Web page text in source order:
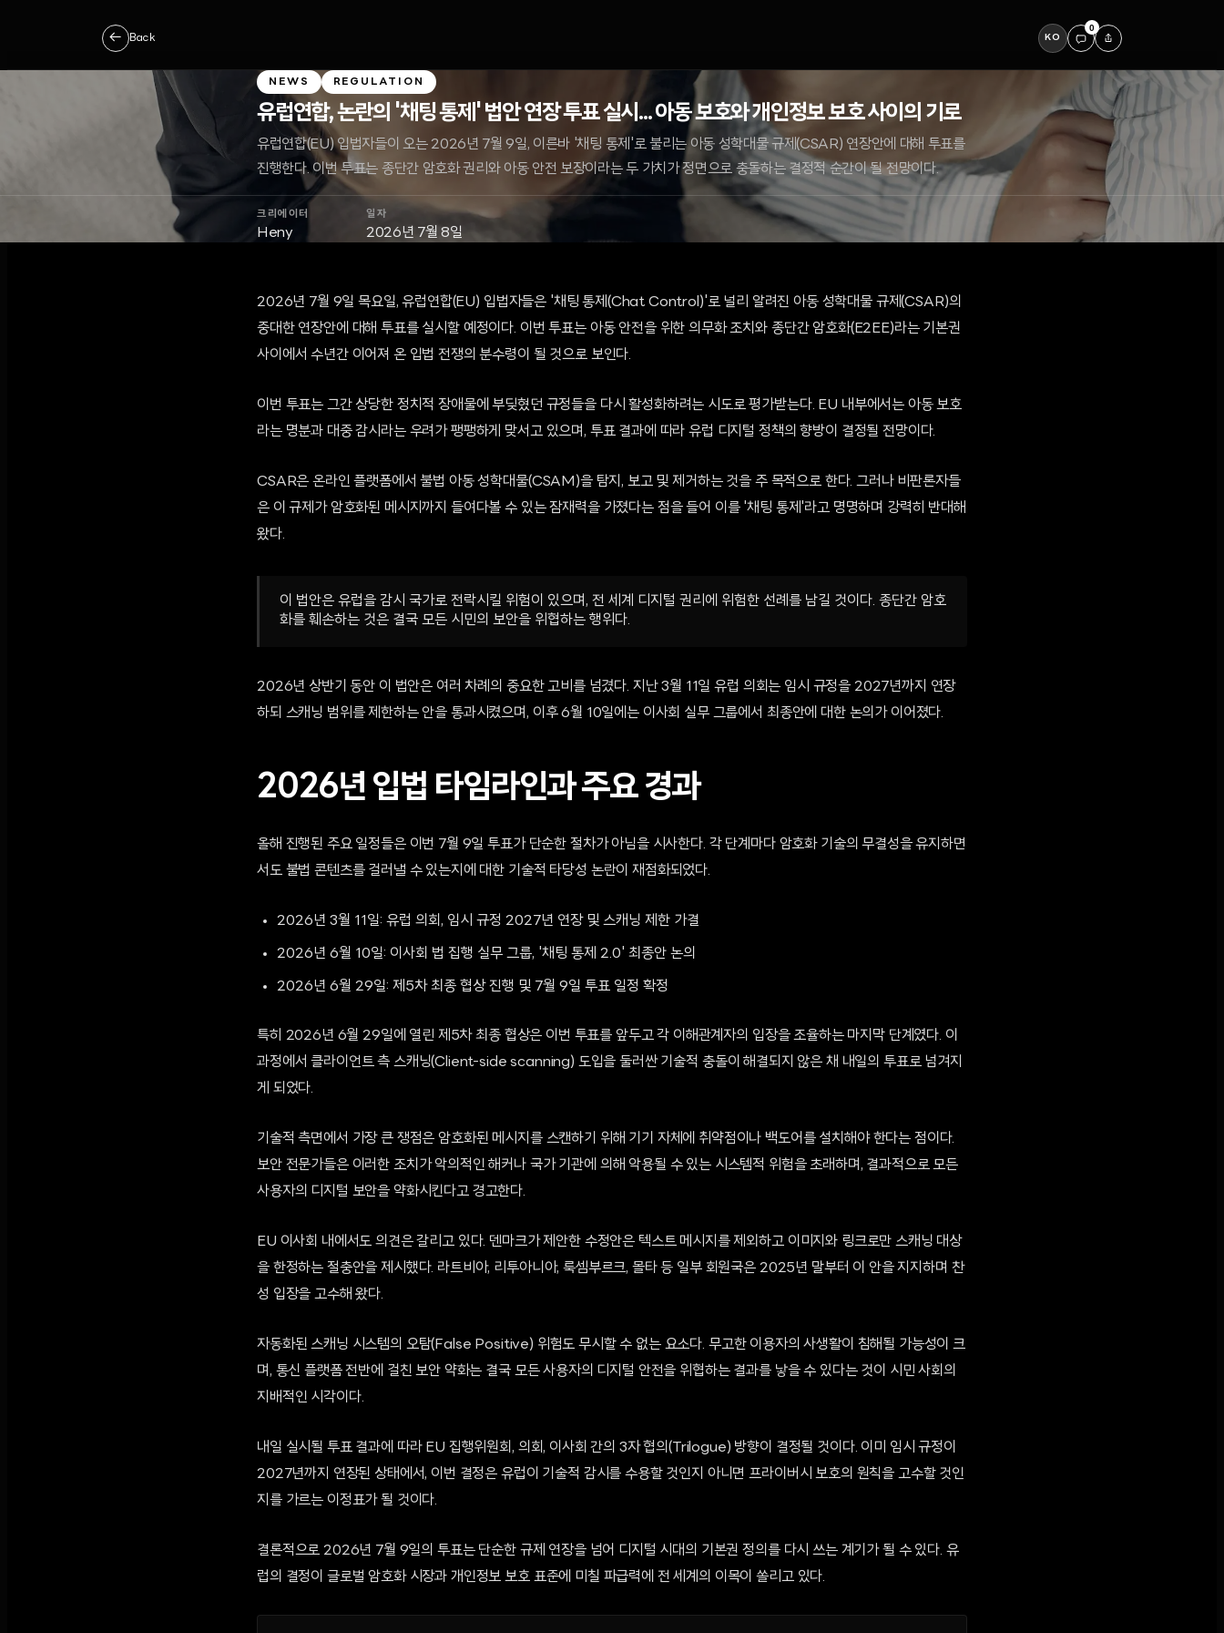
← Back KO
0
NEWS REGULATION
유럽연합, 논란의 '채팅 통제' 법안 연장 투표 실시... 아동 보호와 개인정보 보호 사이의 기로
유럽연합(EU) 입법자들이 오는 2026년 7월 9일, 이른바 '채팅 통제'로 불리는 아동 성학대물 규제(CSAR) 연장안에 대해 투표를
진행한다. 이번 투표는 종단간 암호화 권리와 아동 안전 보장이라는 두 가치가 정면으로 충돌하는 결정적 순간이 될 전망이다.
크리에이터
Heny
일자
2026년 7월 8일
2026년 7월 9일 목요일, 유럽연합(EU) 입법자들은 '채팅 통제(Chat Control)'로 널리 알려진 아동 성학대물 규제(CSAR)의
중대한 연장안에 대해 투표를 실시할 예정이다. 이번 투표는 아동 안전을 위한 의무화 조치와 종단간 암호화(E2EE)라는 기본권
사이에서 수년간 이어져 온 입법 전쟁의 분수령이 될 것으로 보인다.
이번 투표는 그간 상당한 정치적 장애물에 부딪혔던 규정들을 다시 활성화하려는 시도로 평가받는다. EU 내부에서는 아동 보호
라는 명분과 대중 감시라는 우려가 팽팽하게 맞서고 있으며, 투표 결과에 따라 유럽 디지털 정책의 향방이 결정될 전망이다.
CSAR은 온라인 플랫폼에서 불법 아동 성학대물(CSAM)을 탐지, 보고 및 제거하는 것을 주 목적으로 한다. 그러나 비판론자들
은 이 규제가 암호화된 메시지까지 들여다볼 수 있는 잠재력을 가졌다는 점을 들어 이를 '채팅 통제'라고 명명하며 강력히 반대해
왔다.
이 법안은 유럽을 감시 국가로 전락시킬 위험이 있으며, 전 세계 디지털 권리에 위험한 선례를 남길 것이다. 종단간 암호
화를 훼손하는 것은 결국 모든 시민의 보안을 위협하는 행위다.
2026년 상반기 동안 이 법안은 여러 차례의 중요한 고비를 넘겼다. 지난 3월 11일 유럽 의회는 임시 규정을 2027년까지 연장
하되 스캐닝 범위를 제한하는 안을 통과시켰으며, 이후 6월 10일에는 이사회 실무 그룹에서 최종안에 대한 논의가 이어졌다.
2026년 입법 타임라인과 주요 경과
올해 진행된 주요 일정들은 이번 7월 9일 투표가 단순한 절차가 아님을 시사한다. 각 단계마다 암호화 기술의 무결성을 유지하면
서도 불법 콘텐츠를 걸러낼 수 있는지에 대한 기술적 타당성 논란이 재점화되었다.
2026년 3월 11일: 유럽 의회, 임시 규정 2027년 연장 및 스캐닝 제한 가결
2026년 6월 10일: 이사회 법 집행 실무 그룹, '채팅 통제 2.0' 최종안 논의
2026년 6월 29일: 제5차 최종 협상 진행 및 7월 9일 투표 일정 확정
특히 2026년 6월 29일에 열린 제5차 최종 협상은 이번 투표를 앞두고 각 이해관계자의 입장을 조율하는 마지막 단계였다. 이
과정에서 클라이언트 측 스캐닝(Client-side scanning) 도입을 둘러싼 기술적 충돌이 해결되지 않은 채 내일의 투표로 넘겨지
게 되었다.
기술적 측면에서 가장 큰 쟁점은 암호화된 메시지를 스캔하기 위해 기기 자체에 취약점이나 백도어를 설치해야 한다는 점이다.
보안 전문가들은 이러한 조치가 악의적인 해커나 국가 기관에 의해 악용될 수 있는 시스템적 위험을 초래하며, 결과적으로 모든
사용자의 디지털 보안을 약화시킨다고 경고한다.
EU 이사회 내에서도 의견은 갈리고 있다. 덴마크가 제안한 수정안은 텍스트 메시지를 제외하고 이미지와 링크로만 스캐닝 대상
을 한정하는 절충안을 제시했다. 라트비아, 리투아니아, 룩셈부르크, 몰타 등 일부 회원국은 2025년 말부터 이 안을 지지하며 찬
성 입장을 고수해 왔다.
자동화된 스캐닝 시스템의 오탐(False Positive) 위험도 무시할 수 없는 요소다. 무고한 이용자의 사생활이 침해될 가능성이 크
며, 통신 플랫폼 전반에 걸친 보안 약화는 결국 모든 사용자의 디지털 안전을 위협하는 결과를 낳을 수 있다는 것이 시민 사회의
지배적인 시각이다.
내일 실시될 투표 결과에 따라 EU 집행위원회, 의회, 이사회 간의 3자 협의(Trilogue) 방향이 결정될 것이다. 이미 임시 규정이
2027년까지 연장된 상태에서, 이번 결정은 유럽이 기술적 감시를 수용할 것인지 아니면 프라이버시 보호의 원칙을 고수할 것인
지를 가르는 이정표가 될 것이다.
결론적으로 2026년 7월 9일의 투표는 단순한 규제 연장을 넘어 디지털 시대의 기본권 정의를 다시 쓰는 계기가 될 수 있다. 유
럽의 결정이 글로벌 암호화 시장과 개인정보 보호 표준에 미칠 파급력에 전 세계의 이목이 쏠리고 있다.